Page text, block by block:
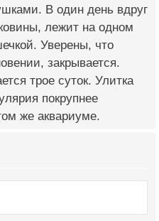
В один день вдруг
лежит на одном
Уверены, что
закрывается.
трое суток. Улитка
покрупнее
же аквариуме.